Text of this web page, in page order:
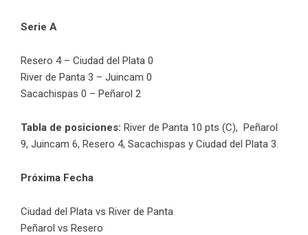
Serie A
Resero 4 – Ciudad del Plata 0
River de Panta 3 – Juincam 0
Sacachispas 0 – Peñarol 2
Tabla de posiciones: River de Panta 10 pts (C), Peñarol
9, Juincam 6, Resero 4, Sacachispas y Ciudad del Plata 3.
Próxima Fecha
Ciudad del Plata vs River de Panta
Peñarol vs Resero